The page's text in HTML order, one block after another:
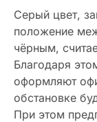
Серый цвет,
положение
чёрным,
Благодаря
оформляют
обстановке
При этом